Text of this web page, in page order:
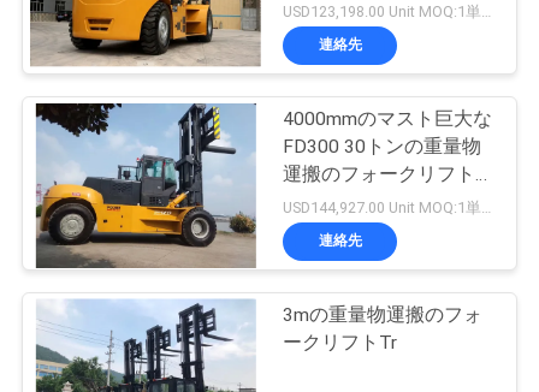
連絡先
4000mmのマスト巨大な
FD300 30トンの重量物
運搬のフォークリフト装
置
連絡先
3mの重量物運搬のフォ
ークリフトTr